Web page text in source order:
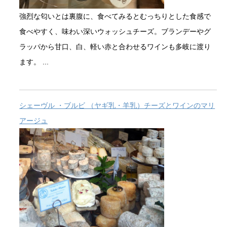
強烈な匂いとは裏腹に、食べてみるとむっちりとした食感で
食べやすく、味わい深いウォッシュチーズ。ブランデーやグ
ラッパから甘口、白、軽い赤と合わせるワインも多岐に渡り
ます。 ...
シェーヴル ・ブルビ （ヤギ乳・羊乳）チーズとワインのマリ
アージュ